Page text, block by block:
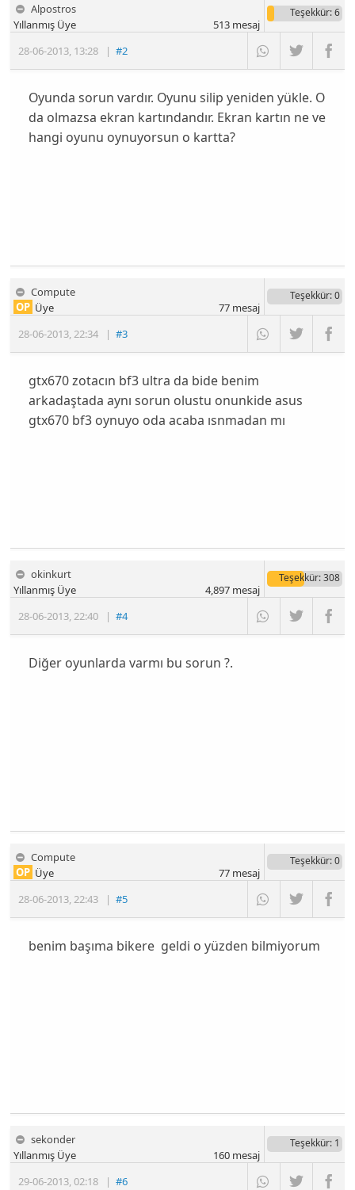
Alpostros
28-06-2013, 13:28 |#2
Yıllanmış Üye
Teşekkür: 6
513mesaj
Oyunda sorun vardır. Oyunu silip yeniden yükle. O
da olmazsa ekran kartındandır. Ekran kartın ne ve
hangi oyunu oynuyorsun o kartta?
Compute
28-06-2013,22:34 |#3
OP Üye
Teşekkür: 0
77mesaj
gtx670 zotacın bf3 ultra da bide benim
arkadaştada aynı sorun olustu onunkide asus
gtx670 bf3 oynuyo oda acaba ısnmadan mı
okinkurt
28-06-2013,22:40 |#4
Yıllanmış Üye
Teşekkür: 308
4,897mesaj
Diğer oyunlarda varmı bu sorun ?.
Compute
28-06-2013,22:43 |#5
OP Üye
Teşekkür: 0
77mesaj
benim başıma bikere geldi o yüzden bilmiyorum
sekonder
29-06-2013,02:18 |#6
Yıllanmış Üye
Teşekkür: 1
160mesaj